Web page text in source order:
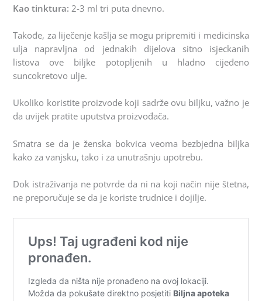
Kao tinktura: 2-3 ml tri puta dnevno.
Takođe, za liječenje kašlja se mogu pripremiti i medicinska
ulja napravljna od jednakih dijelova sitno isjeckanih
listova ove biljke potopljenih u hladno cijeđeno
suncokretovo ulje.
Ukoliko koristite proizvode koji sadrže ovu biljku, važno je
da uvijek pratite uputstva proizvođača.
Smatra se da je ženska bokvica veoma bezbjedna biljka
kako za vanjsku, tako i za unutrašnju upotrebu.
Dok istraživanja ne potvrde da ni na koji način nije štetna,
ne preporučuje se da je koriste trudnice i dojilje.